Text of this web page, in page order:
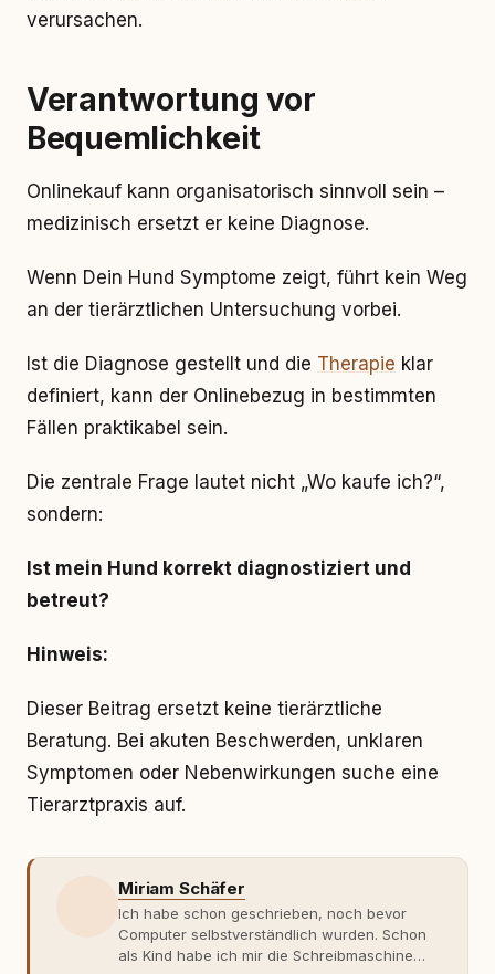
verursachen.
Verantwortung vor
Bequemlichkeit
Onlinekauf kann organisatorisch sinnvoll sein –
medizinisch ersetzt er keine Diagnose.
Wenn Dein Hund Symptome zeigt, führt kein Weg
an der tierärztlichen Untersuchung vorbei.
Ist die Diagnose gestellt und die Therapie klar
definiert, kann der Onlinebezug in bestimmten
Fällen praktikabel sein.
Die zentrale Frage lautet nicht „Wo kaufe ich?“,
sondern:
Ist mein Hund korrekt diagnostiziert und
betreut?
Hinweis:
Dieser Beitrag ersetzt keine tierärztliche
Beratung. Bei akuten Beschwerden, unklaren
Symptomen oder Nebenwirkungen suche eine
Tierarztpraxis auf.
Miriam Schäfer
Ich habe schon geschrieben, noch bevor
Computer selbstverständlich wurden. Schon
als Kind habe ich mir die Schreibmaschine